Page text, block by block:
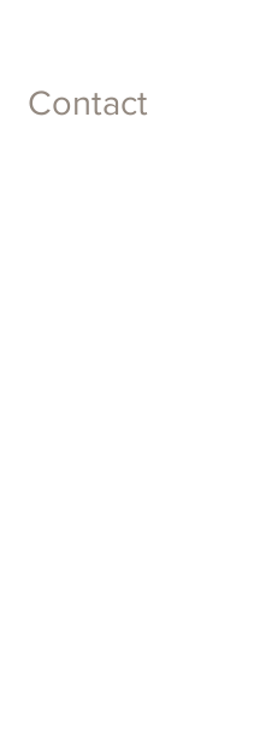
Contact